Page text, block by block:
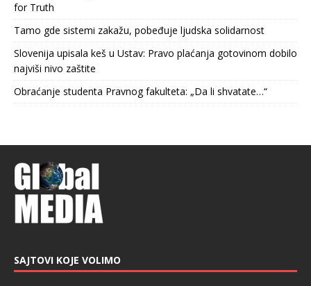
for Truth
Tamo gde sistemi zakažu, pobeđuje ljudska solidarnost
Slovenija upisala keš u Ustav: Pravo plaćanja gotovinom dobilo
najviši nivo zaštite
Obraćanje studenta Pravnog fakulteta: „Da li shvatate…“
SAJTOVI KOJE VOLIMO